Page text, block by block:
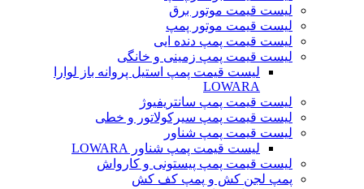
لیست قیمت موتور برق
لیست قیمت موتور پمپ
لیست قیمت پمپ دنده ایی
لیست قیمت پمپ زمینی و خانگی
ليست قيمت پمپ استيل پروانه باز لوارا
LOWARA
لیست قیمت پمپ سانتریفیوژ
لیست قیمت پمپ سیرکولاتور و خطی
لیست قیمت پمپ شناور
لیست قیمت پمپ شناور LOWARA
لیست قیمت پمپ پیستونی و کارواش
پمپ لجن کش و پمپ کف کش